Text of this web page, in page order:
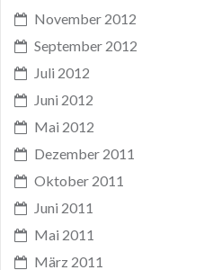
November 2012
September 2012
Juli 2012
Juni 2012
Mai 2012
Dezember 2011
Oktober 2011
Juni 2011
Mai 2011
März 2011